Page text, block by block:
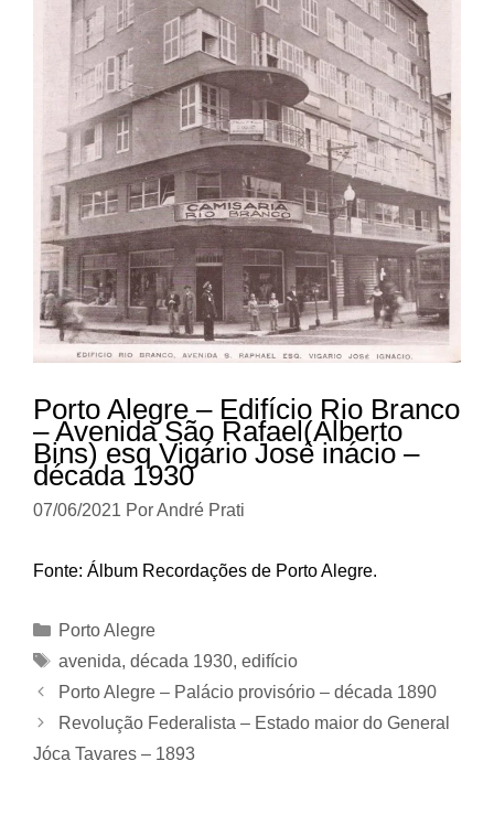
Porto Alegre – Edifício Rio Branco
– Avenida São Rafael(Alberto
Bins) esq Vigário José inácio –
década 1930
07/06/2021 PorAndré Prati
Fonte: Álbum Recordações de Porto Alegre.
Categorias
Porto Alegre
Tags
avenida, década 1930, edifício
Porto Alegre – Palácio provisório – década 1890
Revolução Federalista – Estado maior do General
Jóca Tavares – 1893